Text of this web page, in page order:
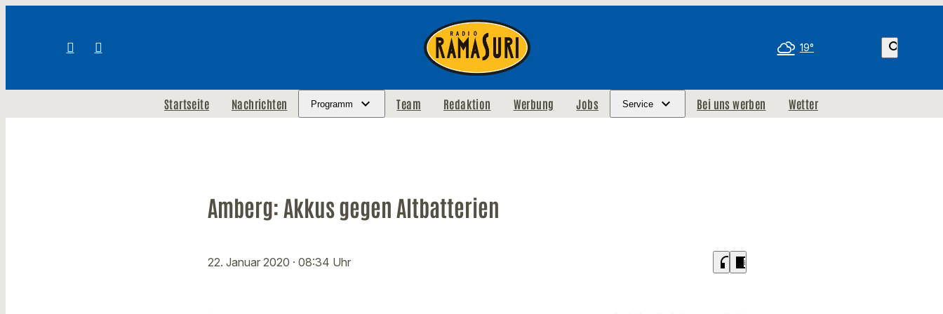
19° search
Startseite Nachrichten Programm Team Redaktion Werbung Jobs Service Bei uns werben Wetter
Amberg: Akkus gegen Altbatterien
22. Januar 2020 · 08:34 Uhr headphones chrome_reader_mode